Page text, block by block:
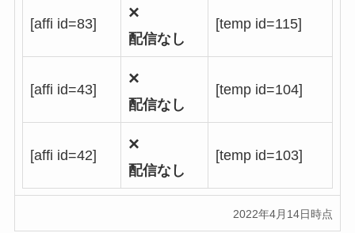
[affi id=83]
×
配信なし
[temp id=115]
[affi id=43]
×
配信なし
[temp id=104]
[affi id=42]
×
配信なし
[temp id=103]
2022年4月14日時点